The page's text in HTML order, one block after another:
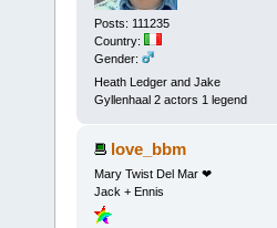
Posts: 111235
Country:
Gender:
Heath Ledger and Jake
Gyllenhaal 2 actors 1 legend
love_bbm
Mary Twist Del Mar ❤
Jack + Ennis